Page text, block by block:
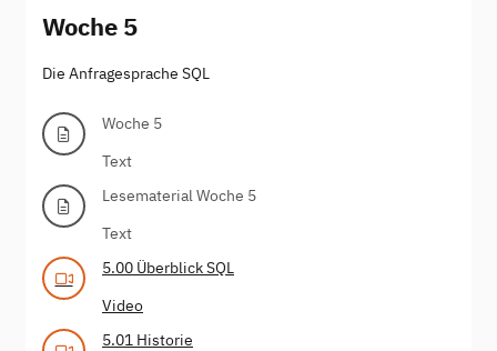
Woche 5
Die Anfragesprache SQL
Woche 5
Text
Lesematerial Woche 5
Text
5.00 Überblick SQL
Video
5.01 Historie